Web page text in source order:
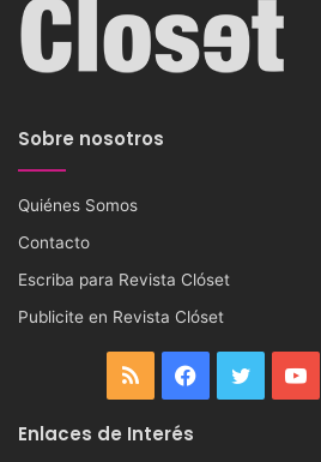
Sobre nosotros
Quiénes Somos
Contacto
Escriba para Revista Clóset
Publicite en Revista Clóset
RSS Facebook
Twitter
Enlaces de Interés